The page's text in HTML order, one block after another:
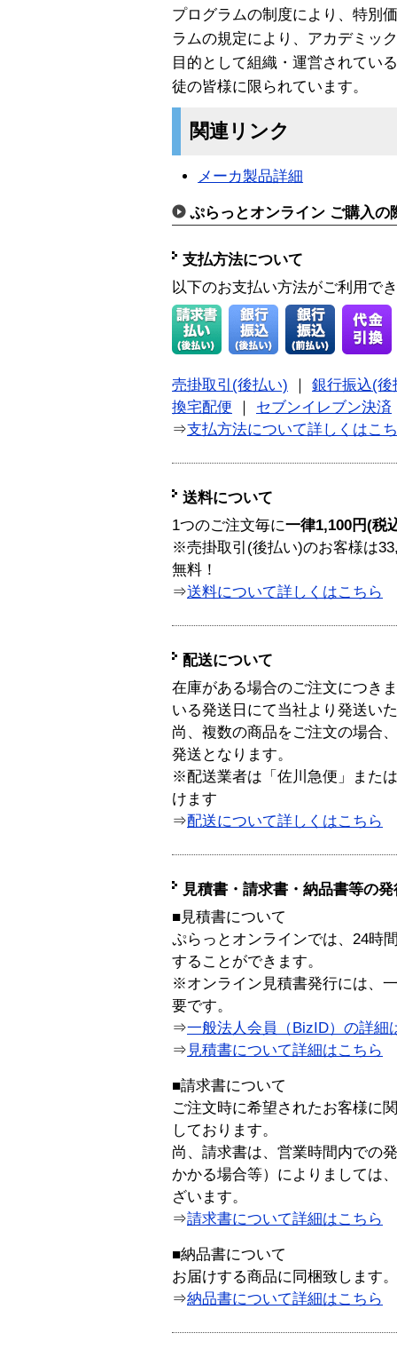
プログラムの制度により、特別
ラムの規定により、アカデミッ
目的として組織・運営されてい
徒の皆様に限られています。
関連リンク
メーカ製品詳細
ぷらっとオンライン ご購入の
支払方法について
以下のお支払い方法がご利用で
売掛取引(後払い)
銀行振込(後
換宅配便
セブンイレブン決済
⇒支払方法について詳しくはこ
送料について
1つのご注文毎に一律1,100円(税
※売掛取引(後払い)のお客様は
無料！
⇒送料について詳しくはこちら
配送について
在庫がある場合のご注文につき
いる発送日にて当社より発送い
尚、複数の商品をご注文の場合
発送となります。
※配送業者は「佐川急便」また
けます
⇒配送について詳しくはこちら
見積書・請求書・納品書等の
■見積書について
ぷらっとオンラインでは、24時
することができます。
※オンライン見積書発行には、
要です。
⇒一般法人会員（BizID）の詳細
⇒ 見積書について詳細はこちら
■請求書について
ご注文時に希望されたお客様に
しております。
尚、請求書は、営業時間内での
かかる場合等）によりましては
ざいます。
⇒請求書について詳細はこちら
■納品書について
お届けする商品に同梱致します。
⇒納品書について詳細はこちら